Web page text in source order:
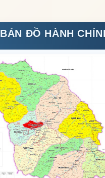
BẢN ĐỒ HÀNH